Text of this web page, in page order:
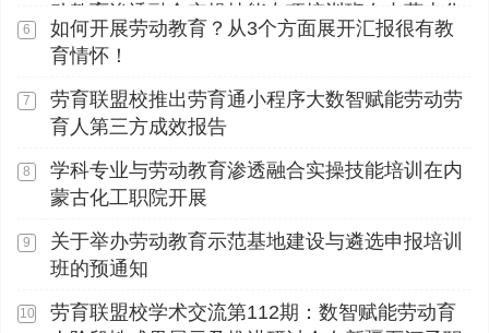
动教育渗透融合实操技能专项培训班在内蒙古化
工职业学院顺利开展
6
如何开展劳动教育？从3个方面展开汇报很有教
育情怀！
7
劳育联盟校推出劳育通小程序大数智赋能劳动劳
育人第三方成效报告
8
学科专业与劳动教育渗透融合实操技能培训在内
蒙古化工职院开展
9
关于举办劳动教育示范基地建设与遴选申报培训
班的预通知
10
劳育联盟校学术交流第112期：数智赋能劳动育